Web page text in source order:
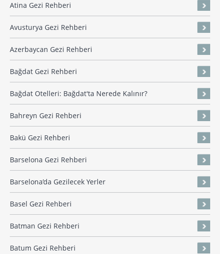
Atina Gezi Rehberi
Avusturya Gezi Rehberi
Azerbaycan Gezi Rehberi
Bağdat Gezi Rehberi
Bağdat Otelleri: Bağdat'ta Nerede Kalınır?
Bahreyn Gezi Rehberi
Bakü Gezi Rehberi
Barselona Gezi Rehberi
Barselona’da Gezilecek Yerler
Basel Gezi Rehberi
Batman Gezi Rehberi
Batum Gezi Rehberi